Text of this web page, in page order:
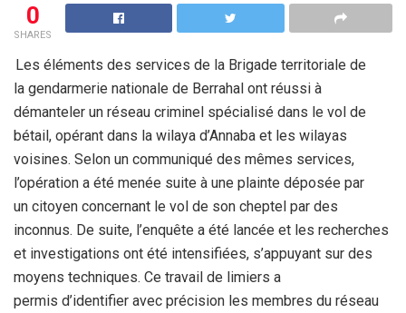
0
SHARES
Les éléments des services de la Brigade territoriale de
la gendarmerie nationale de Berrahal ont réussi à
démanteler un réseau criminel spécialisé dans le vol de
bétail, opérant dans la wilaya d’Annaba et les wilayas
voisines. Selon un communiqué des mêmes services,
l’opération a été menée suite à une plainte déposée par
un citoyen concernant le vol de son cheptel par des
inconnus. De suite, l’enquête a été lancée et les recherches
et investigations ont été intensifiées, s’appuyant sur des
moyens techniques. Ce travail de limiers a
permis d’identifier avec précision les membres du réseau